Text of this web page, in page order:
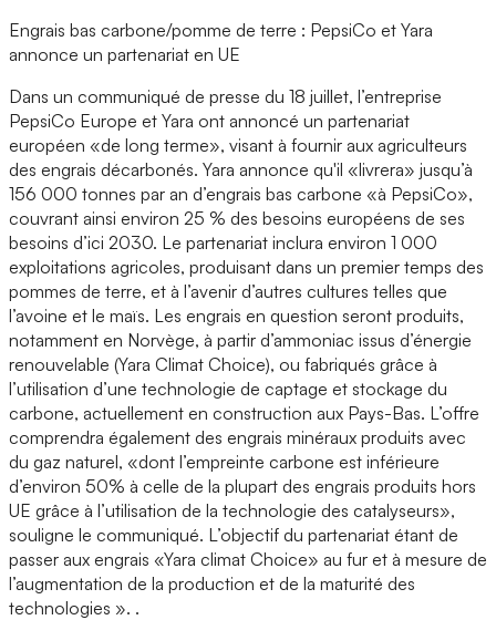
Engrais bas carbone/pomme de terre : PepsiCo et Yara
annonce un partenariat en UE
Dans un communiqué de presse du 18 juillet, l’entreprise
PepsiCo Europe et Yara ont annoncé un partenariat
européen «de long terme», visant à fournir aux agriculteurs
des engrais décarbonés. Yara annonce qu'il «livrera» jusqu’à
156 000 tonnes par an d’engrais bas carbone «à PepsiCo»,
couvrant ainsi environ 25 % des besoins européens de ses
besoins d’ici 2030. Le partenariat inclura environ 1 000
exploitations agricoles, produisant dans un premier temps des
pommes de terre, et à l’avenir d’autres cultures telles que
l’avoine et le maïs. Les engrais en question seront produits,
notamment en Norvège, à partir d’ammoniac issus d’énergie
renouvelable (Yara Climat Choice), ou fabriqués grâce à
l’utilisation d’une technologie de captage et stockage du
carbone, actuellement en construction aux Pays-Bas. L’offre
comprendra également des engrais minéraux produits avec
du gaz naturel, «dont l’empreinte carbone est inférieure
d’environ 50% à celle de la plupart des engrais produits hors
UE grâce à l’utilisation de la technologie des catalyseurs»,
souligne le communiqué. L’objectif du partenariat étant de
passer aux engrais «Yara climat Choice» au fur et à mesure de
l’augmentation de la production et de la maturité des
technologies ». .